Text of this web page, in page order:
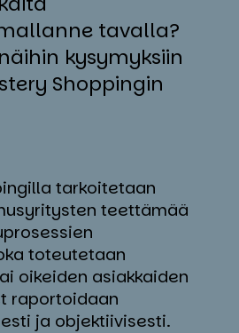
tavalla?
kysymyksiin
Shoppingin
tarkoitetaan
teettämää
toteutetaan
oikeiden asiakkaiden
raportoidaan
ja objektiivisesti.